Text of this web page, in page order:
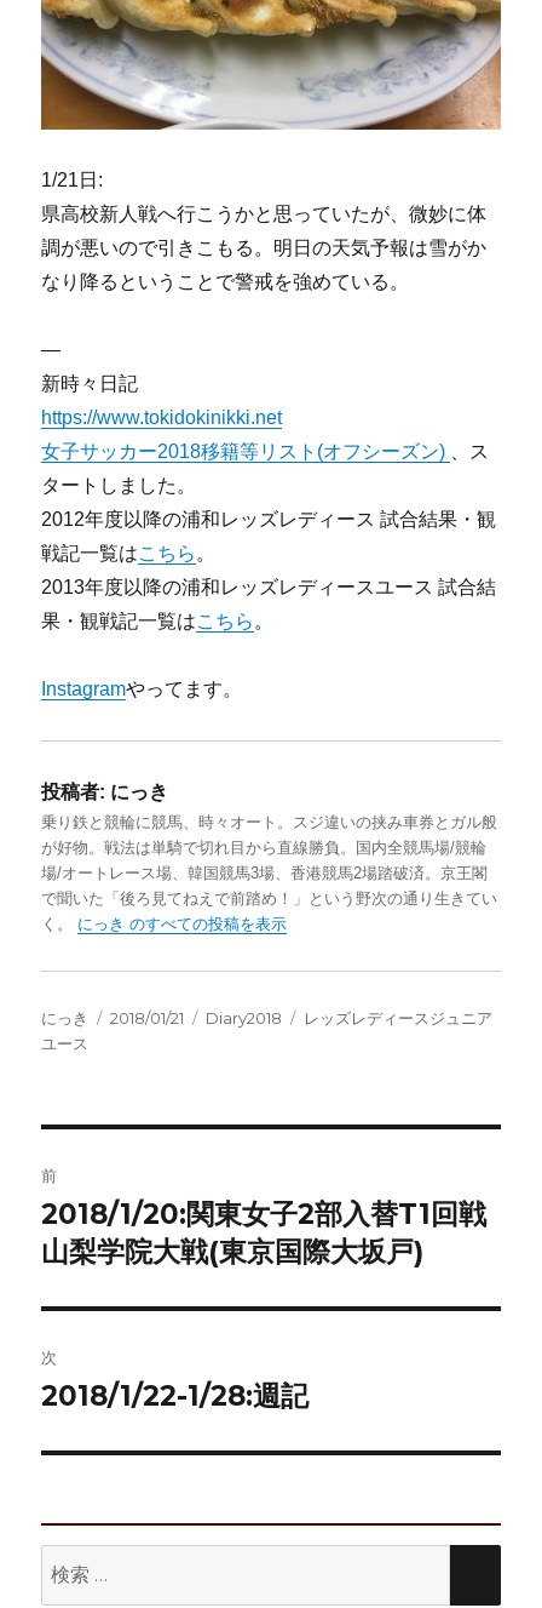
1/21日:
県高校新人戦へ行こうかと思っていたが、微妙に体
調が悪いので引きこもる。明日の天気予報は雪がか
なり降るということで警戒を強めている。
—
新時々日記
https://www.tokidokinikki.net
女子サッカー2018移籍等リスト(オフシーズン)
、ス
タートしました。
2012年度以降の浦和レッズレディース 試合結果・観
戦記一覧はこちら 。
2013年度以降の浦和レッズレディースユース 試合結
果・観戦記一覧はこちら 。
Instagramやってます。
投稿者: にっき
乗り鉄と競輪に競馬、時々オート。スジ違いの挟み車券とガル般
が好物。戦法は単騎で切れ目から直線勝負。国内全競馬場/競輪
場/オートレース場、韓国競馬3場、香港競馬2場踏破済。京王閣
で聞いた「後ろ見てねえで前踏め！」という野次の通り生きてい
く。 にっき のすべての投稿を表示
投
稿
にっき
投
2018/01/21
カ
Diary2018
タ
レッズレディースジュニア
ユース
稿
ナ
ビ
ゲ
ー
シ
ン
前
前
の
稿:
2018/1/20:関東女子2部入替T1回戦
山梨学院大戦(東京国際大坂戸)
次
次
投
2018/1/22-1/28:週記
索